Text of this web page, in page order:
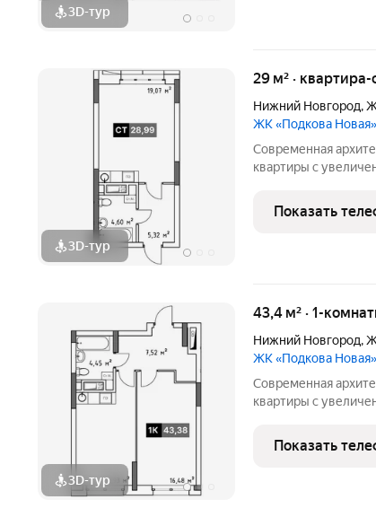
3D-тур
3D-тур
29 м² ·
Нижний Новгород,
ЖК «Подкова Новая»
Современная
квартиры с
от центра и всего
дом «Подкова
Показать
3D-тур
43,4 м² · 1-
Нижний Новгород,
ЖК «Подкова Новая»
Современная
квартиры с
от центра и всего
дом «Подкова
Показать